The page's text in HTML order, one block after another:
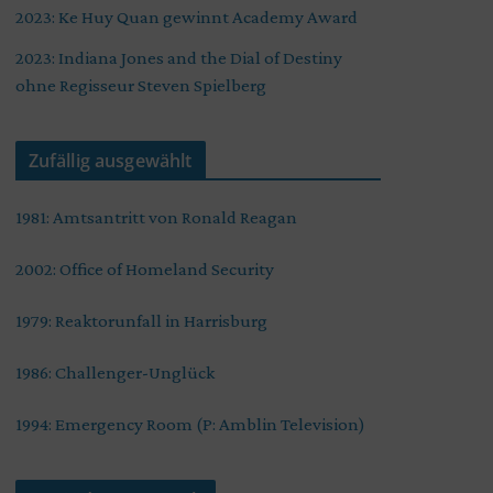
2023: Ke Huy Quan gewinnt Academy Award
2023: Indiana Jones and the Dial of Destiny
ohne Regisseur Steven Spielberg
Zufällig ausgewählt
1981: Amtsantritt von Ronald Reagan
2002: Office of Homeland Security
1979: Reaktorunfall in Harrisburg
1986: Challenger-Unglück
1994: Emergency Room (P: Amblin Television)